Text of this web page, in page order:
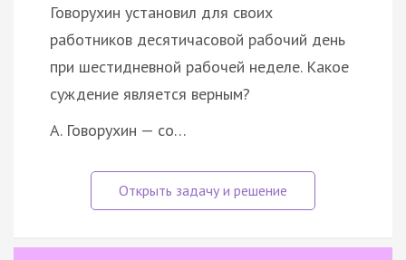
Говорухин установил для своих
работников десятичасовой рабочий день
при шестидневной рабочей неделе. Какое
суждение является верным?
А. Говорухин — со…